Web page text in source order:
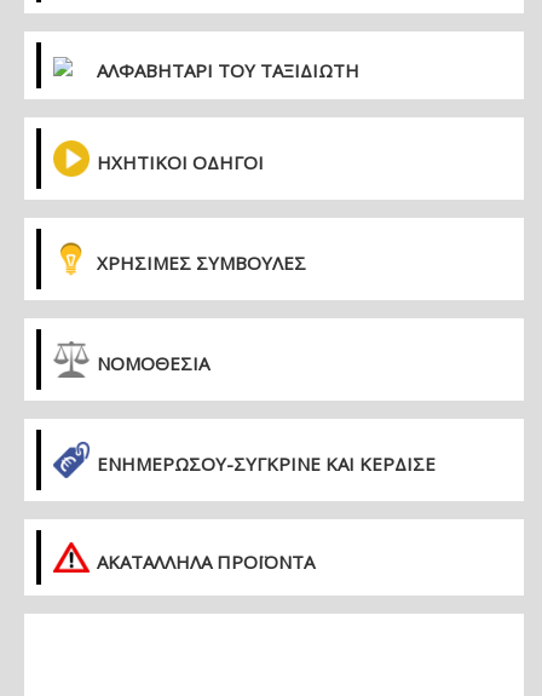
ΑΛΦΑΒΗΤΑΡΙ ΤΟΥ ΤΑΞΙΔΙΩΤΗ
ΗΧΗΤΙΚΟΙ ΟΔΗΓΟΙ
ΧΡΗΣΙΜΕΣ ΣΥΜΒΟΥΛΕΣ
ΝΟΜΟΘΕΣΙΑ
ΕΝΗΜΕΡΏΣΟΥ-ΣΎΓΚΡΙΝΕ ΚΑΙ ΚΈΡΔΙΣΕ
ΑΚΑΤΑΛΛΗΛΑ ΠΡΟΪΟΝΤΑ